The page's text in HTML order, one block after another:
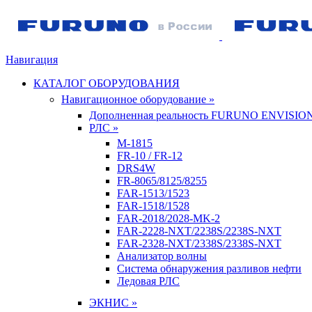
Навигация
КАТАЛОГ ОБОРУДОВАНИЯ
Навигационное оборудование »
Дополненная реальность FURUNO
РЛС »
M-1815
FR-10 / FR-12
DRS4W
FR-8065/8125/8255
FAR-1513/1523
FAR-1518/1528
FAR-2018/2028-MK-2
FAR-2228-NXT/2238S/2238S-NXT
FAR-2328-NXT/2338S/2338S-NXT
Анализатор волны
Система обнаружения разливов нефти
Ледовая РЛС
ЭКНИС »